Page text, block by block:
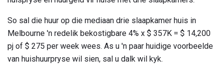
So sal die huur op die mediaan drie slaapkamer huis in
Melbourne 'n redelik bekostigbare 4% x $ 357K = $ 14,200
pj of $ 275 per week wees. As u 'n paar huidige voorbeelde
van huishuurpryse wil sien, sal u dalk wil kyk.